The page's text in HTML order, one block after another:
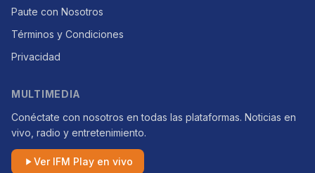
Paute con Nosotros
Términos y Condiciones
Privacidad
MULTIMEDIA
Conéctate con nosotros en todas las plataformas. Noticias en
vivo, radio y entretenimiento.
Ver IFM Play en vivo